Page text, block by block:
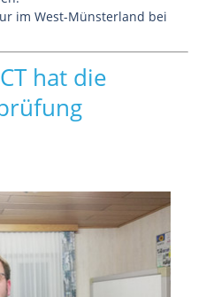
im West-Münsterland bei
hat die